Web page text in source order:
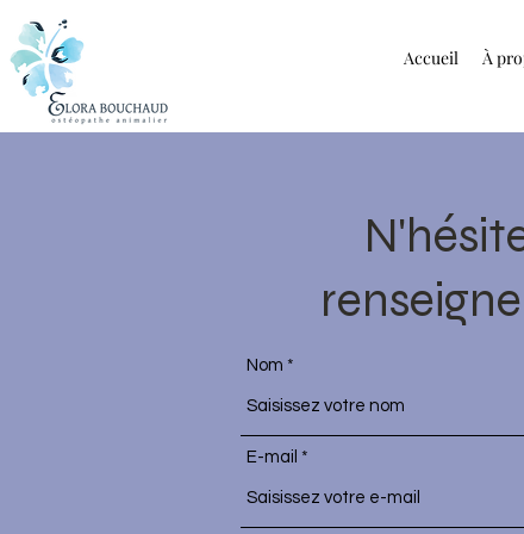
Accueil À
Nom
E-mail